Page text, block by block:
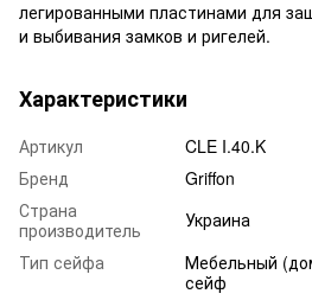
легированными пластинами для
и выбивания замков и ригелей.
Характеристики
Артикул
CLE I.40.K
Бренд
Griffon
Страна
производитель
Украина
Тип сейфа
Мебельный
сейф